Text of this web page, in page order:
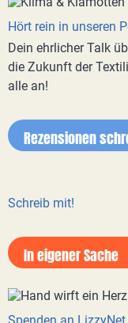
Hört rein in unseren
Dein ehrlicher Talk
die Zukunft der
alle an!
Rezensionen
Schreib mit!
In eigener Sache